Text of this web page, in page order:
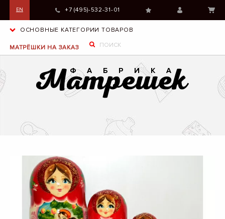
EN +7 (495)-532-31-01
ОСНОВНЫЕ КАТЕГОРИИ ТОВАРОВ
МАТРЁШКИ НА ЗАКАЗ